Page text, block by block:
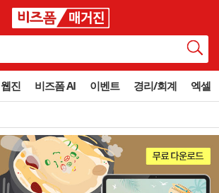
웹진 비즈폼 AI 이벤트 경리/회계 엑셀